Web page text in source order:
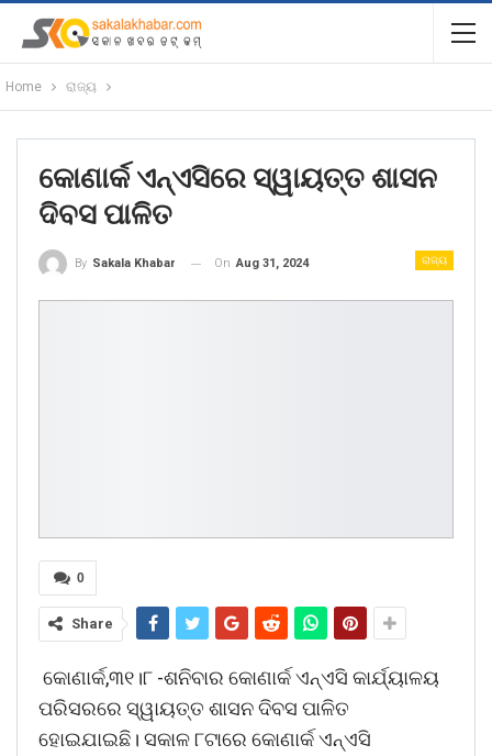
Home ରାଜ୍ୟ
କୋଣାର୍କ ଏନ୍ଏସିରେ ସ୍ୱାୟତ୍ତ ଶାସନ
ଦିବସ ପାଳିତ
ରାଜ୍ୟ
By Sakala Khabar On Aug 31, 2024
0
Share
କୋଣାର୍କ,୩୧।୮ -ଶନିବାର କୋଣାର୍କ ଏନ୍ଏସି କାର୍ଯ୍ୟାଳୟ
ପରିସରରେ ସ୍ୱାୟତ୍ତ ଶାସନ ଦିବସ ପାଳିତ
ହୋଇଯାଇଛି। ସକାଳ ୮ଟାରେ କୋଣାର୍କ ଏନ୍ଏସି